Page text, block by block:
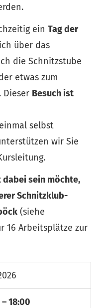
ein Tag der
über das
die Schnitzstube
etwas zum
Dieser Besuch ist
selbst
wir Sie
sein möchte,
Schnitzklub-
(siehe
16 Arbeitsplätze zur
18:00